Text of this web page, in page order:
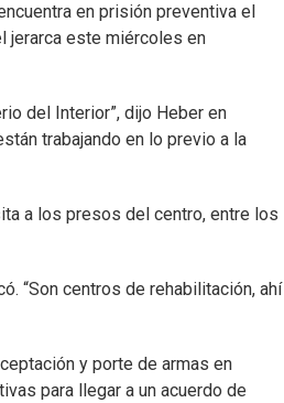
en prisión preventiva el
jerarca este miércoles en
del Interior”, dijo Heber en
trabajando en lo previo a la
a los presos del centro, entre los
“Son centros de rehabilitación, ahí
y porte de armas en
para llegar a un acuerdo de